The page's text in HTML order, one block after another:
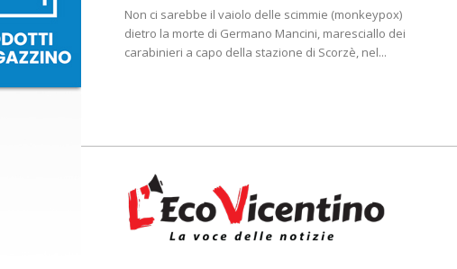
Non ci sarebbe il vaiolo delle scimmie (monkeypox)
dietro la morte di Germano Mancini, maresciallo dei
carabinieri a capo della stazione di Scorzè, nel...